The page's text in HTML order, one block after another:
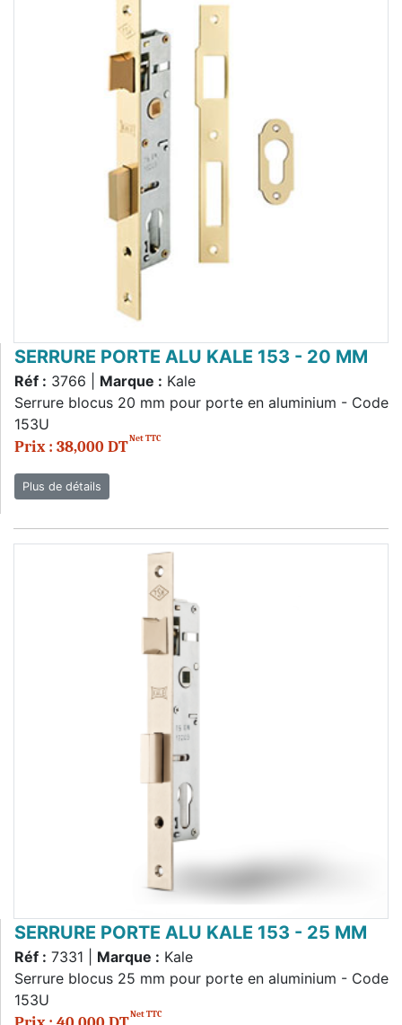
SERRURE PORTE ALU KALE 153 - 20 MM
Réf : 3766 | Marque : Kale
Serrure blocus 20 mm pour porte en aluminium - Code
153U
Prix : 38,000 DTNet TTC
Plus de détails
SERRURE PORTE ALU KALE 153 - 25 MM
Réf : 7331 | Marque : Kale
Serrure blocus 25 mm pour porte en aluminium - Code
153U
Net TTC